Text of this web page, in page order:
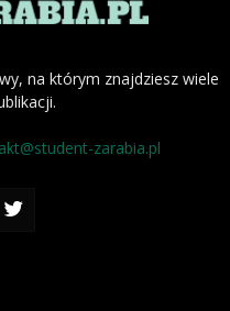
na którym znajdziesz wiele
zarabia.pl